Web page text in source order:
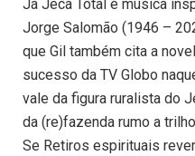
Já Jeca Total é música
Jorge Salomão (1946 –
que Gil também cita a
sucesso da TV Globo
vale da figura ruralista do
da (re)fazenda rumo a
Se Retiros espirituais